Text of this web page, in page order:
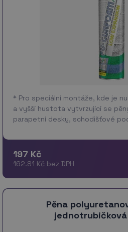
* Pro speciální montáže, kde je
a vyšší hustota vytvrzující se
parapetní desky, schodišťové
197 Kč
162.81 Kč bez DPH
Pěna
jednotrubičková